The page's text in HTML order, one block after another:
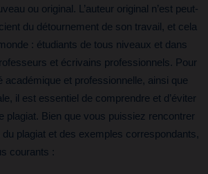
ou original. L’auteur original n’est peut-
du détournement de son travail, et cela
: étudiants de tous niveaux et dans
et écrivains professionnels. Pour
académique et professionnelle, ainsi que
il est essentiel de comprendre et d’éviter
plagiat. Bien que vous puissiez rencontrer
plagiat et des exemples correspondants,
courants :